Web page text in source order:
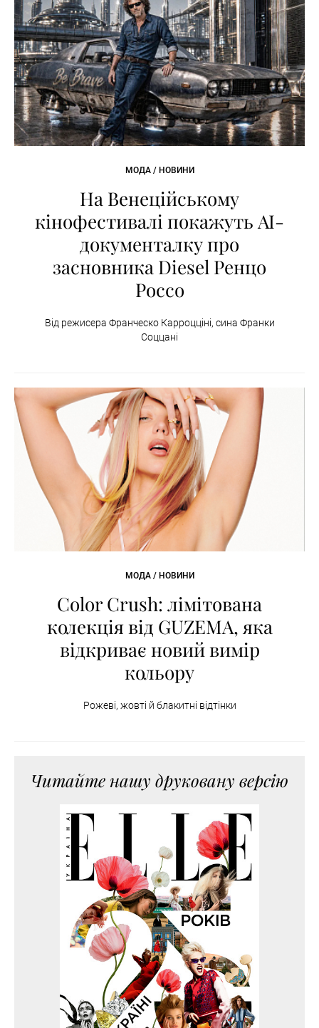
МОДА / НОВИНИ
На Венеційському
кінофестивалі покажуть AI-
документалку про
засновника Diesel Ренцо
Россо
Від режисера Франческо Карроцціні, сина Франки
Соццані
МОДА / НОВИНИ
Color Crush: лімітована
колекція від GUZEMA, яка
відкриває новий вимір
кольору
Рожеві, жовті й блакитні відтінки
Читайте нашу друковану версію